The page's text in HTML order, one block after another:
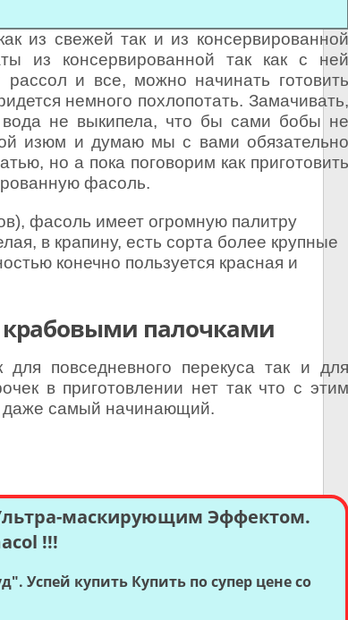
из свежей так и из консервированной
из консервированной так как с ней
и все, можно начинать готовить
немного похлопотать. Замачивать,
вода не выкипела, что бы сами бобы не
изюм и думаю мы с вами обязательно
но а пока поговорим как приготовить
фасоль.
фасоль имеет огромную палитру
в крапину, есть сорта более крупные
конечно пользуется красная и
крабовыми палочками
повседневного перекуса так и для
в приготовлении нет так что с этим
даже самый начинающий.
маскирующим Эффектом.
!!!
Успей купить Купить по супер цене со